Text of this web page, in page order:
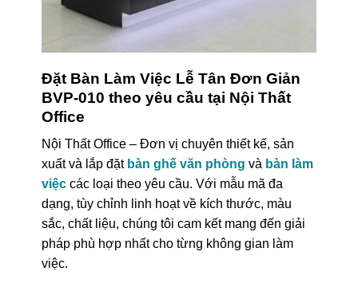
Đặt Bàn Làm Việc Lễ Tân Đơn Giản
BVP-010 theo yêu cầu tại Nội Thất
Office
Nội Thất Office – Đơn vị chuyên thiết kế, sản
xuất và lắp đặt bàn ghế văn phòng và bàn làm
việccác loại theo yêu cầu. Với mẫu mã đa
dạng, tùy chỉnh linh hoạt về kích thước, màu
sắc, chất liệu, chúng tôi cam kết mang đến giải
pháp phù hợp nhất cho từng không gian làm
việc.